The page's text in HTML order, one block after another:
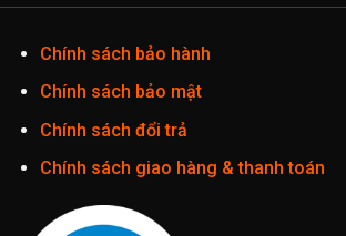
Chính sách bảo hành
Chính sách bảo mật
Chính sách đổi trả
Chính sách giao hàng & thanh toán